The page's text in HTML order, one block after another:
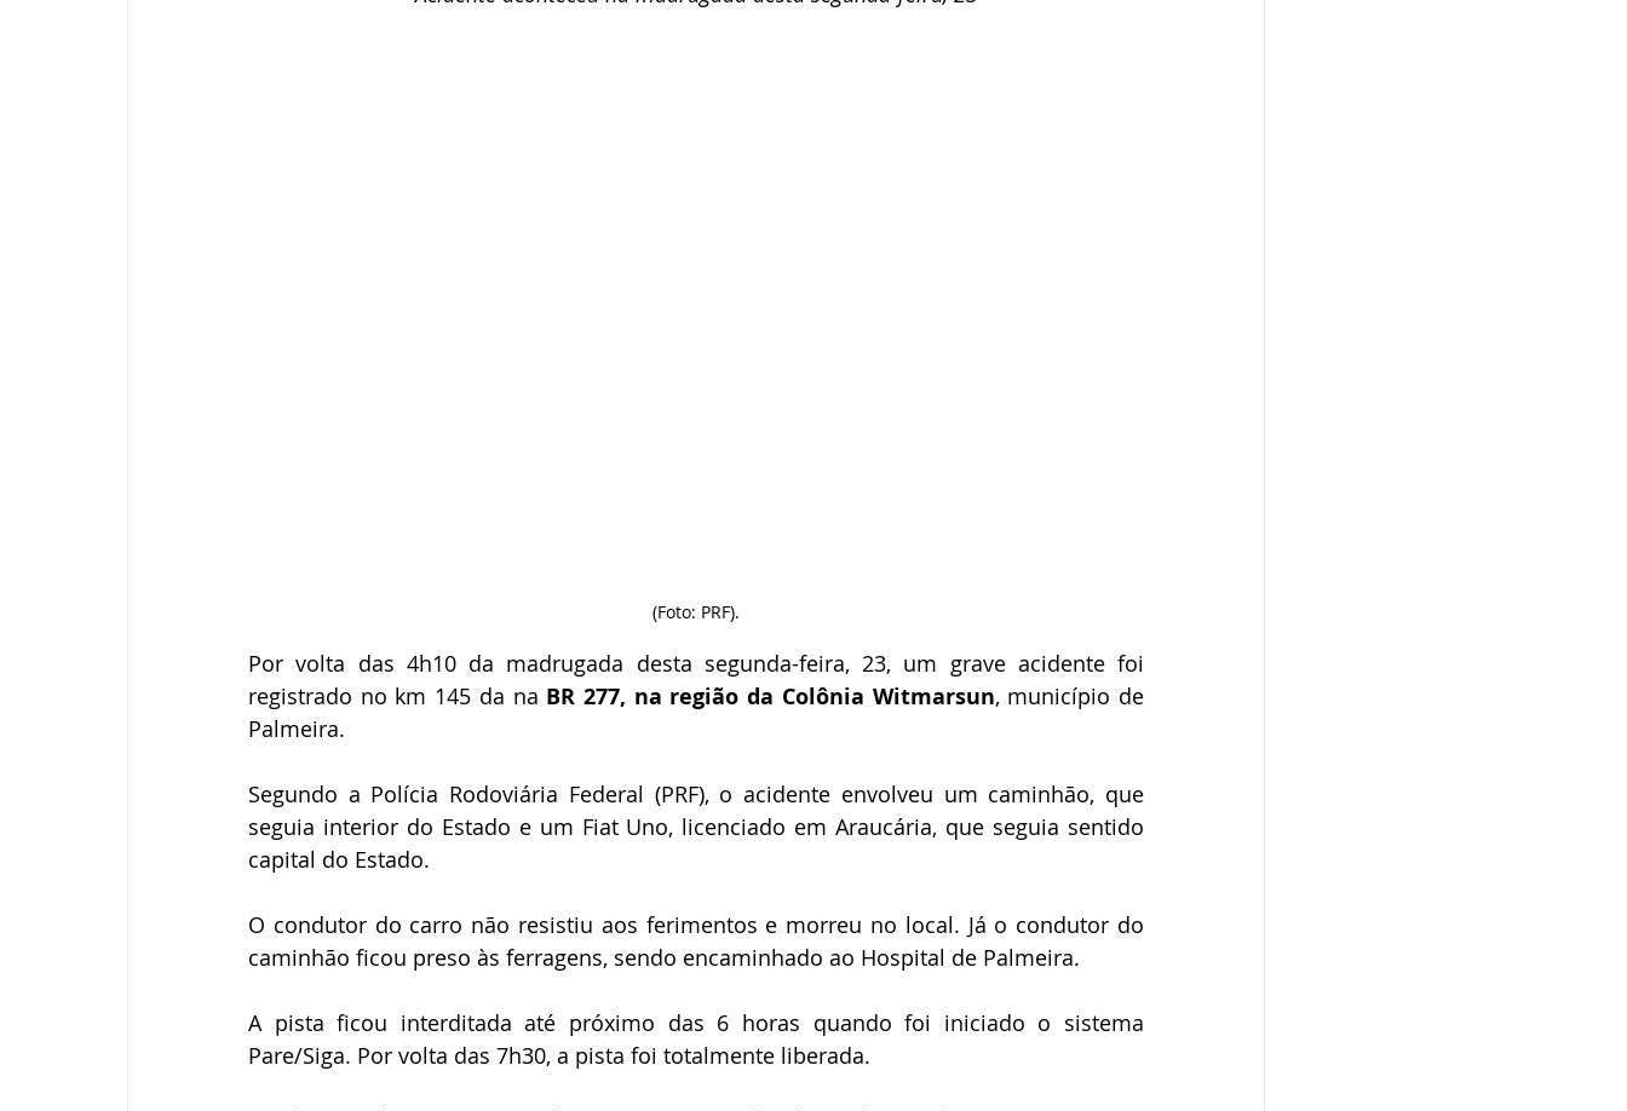
(Foto: PRF).
Por volta das 4h10 da madrugada desta segunda-feira, 23, um grave acidente foi
registrado no km 145 da na BR 277, na região da Colônia Witmarsun, município de
Palmeira.
Segundo a Polícia Rodoviária Federal (PRF), o acidente envolveu um caminhão, que
seguia interior do Estado e um Fiat Uno, licenciado em Araucária, que seguia sentido
capital do Estado.
O condutor do carro não resistiu aos ferimentos e morreu no local. Já o condutor do
caminhão ficou preso às ferragens, sendo encaminhado ao Hospital de Palmeira.
A pista ficou interditada até próximo das 6 horas quando foi iniciado o sistema
Pare/Siga. Por volta das 7h30, a pista foi totalmente liberada.